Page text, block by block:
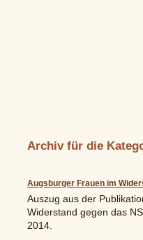
Archiv für die
Augsburger Frauen im
Auszug aus der
Widerstand gegen das
2014.